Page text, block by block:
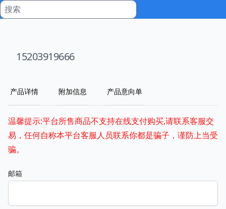
15203919666
产品详情 附加信息 产品意向单
温馨提示:平台所售商品不支持在线支付购买,请联系客服交
易，任何自称本平台客服人员联系你都是骗子，谨防上当受
骗。
邮箱